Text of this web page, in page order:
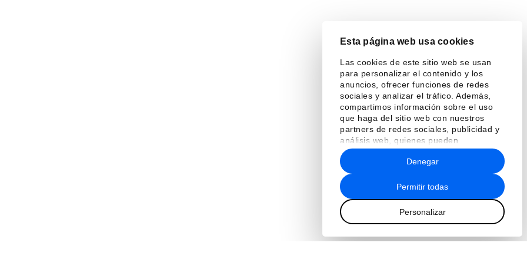
Esta página web usa cookies
Las cookies de este sitio web se usan
para personalizar el contenido y los
anuncios, ofrecer funciones de redes
sociales y analizar el tráfico. Además,
compartimos información sobre el uso
que haga del sitio web con nuestros
partners de redes sociales, publicidad y
análisis web, quienes pueden
combinarla con otra información que les
haya proporcionado o que hayan
recopilado a partir del uso que haya
hecho de sus servicios.
Permitir todas
Personalizar
Denegar